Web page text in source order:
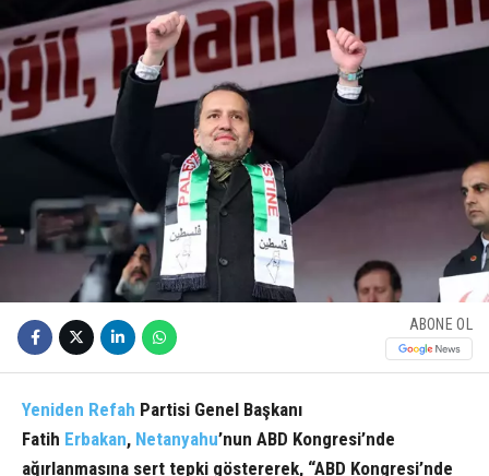
ABONE OL
Yeniden Refah Partisi Genel Başkanı
Fatih Erbakan, Netanyahu’nun ABD Kongresi’nde
ağırlanmasına sert tepki göstererek, “ABD Kongresi’nde